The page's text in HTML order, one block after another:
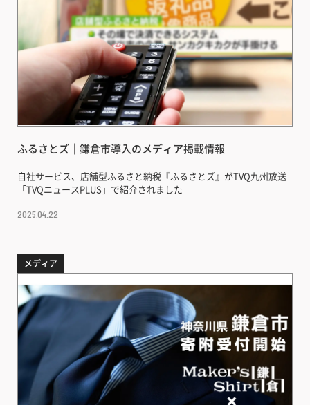
ふるさとズ｜鎌倉市導入のメディア掲載情報
自社サービス、店舗型ふるさと納税『ふるさとズ』がTVQ九州放送
「TVQニュースPLUS」で紹介されました
2025.04.22
メディア